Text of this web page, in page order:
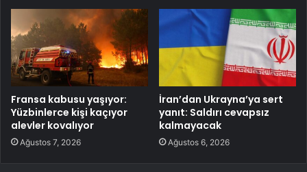
Fransa kabusu yaşıyor:
Yüzbinlerce kişi kaçıyor
alevler kovalıyor
Ağustos 7, 2026
İran’dan Ukrayna’ya sert
yanıt: Saldırı cevapsız
kalmayacak
Ağustos 6, 2026